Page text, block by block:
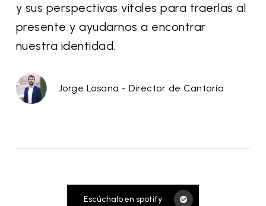
y sus perspectivas vitales para traerlas al
presente y ayudarnos a encontrar
nuestra identidad.
Jorge Losana - Director de Cantoría
Escúchalo en spotify